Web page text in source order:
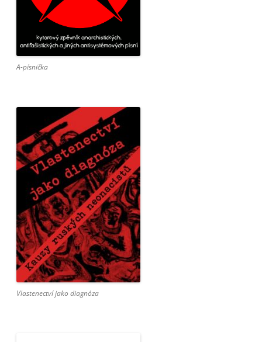
A-písnička
Vlastenectví jako diagnóza